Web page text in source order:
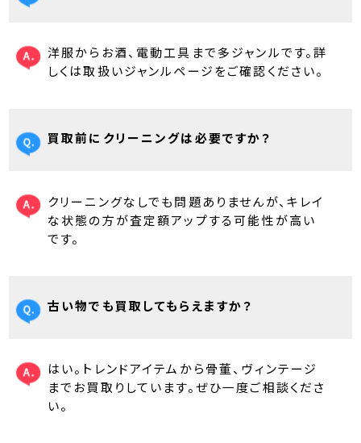
洋服からお酒、電動工具まで多ジャンルです。詳
しくは取扱いジャンルページをご確認ください。
買取前にクリーニングは必要ですか？
クリーニングなしでも問題ありませんが、キレイ
な状態の方が査定額アップする可能性が高い
です。
古い物でも買取してもらえますか？
はい。トレンドアイテムから骨董、ヴィンテージ
までお買取りしています。ぜひ一度ご相談くださ
い。